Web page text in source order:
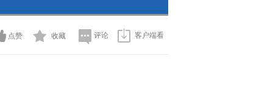
俊 饰 王小六
2014-03-14 08:42:16
点赞 收藏 评论 客户端看